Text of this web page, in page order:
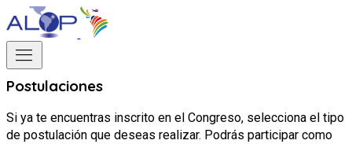
menu
Postulaciones
Si ya te encuentras inscrito en el Congreso, selecciona el tipo
de postulación que deseas realizar. Podrás participar como